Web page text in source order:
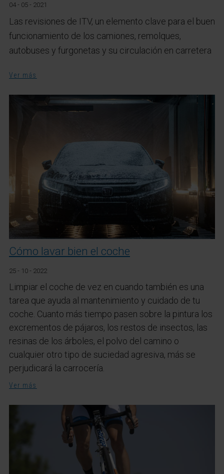
04 - 05 - 2021
Las revisiones de ITV, un elemento clave para el buen
funcionamiento de los camiones, remolques,
autobuses y furgonetas y su circulación en carretera
Ver más
Cómo lavar bien el coche
25 - 10 - 2022
Limpiar el coche de vez en cuando también es una
tarea que ayuda al mantenimiento y cuidado de tu
coche. Cuanto más tiempo pasen sobre la pintura los
excrementos de pájaros, los restos de insectos, las
resinas de los árboles, el polvo del camino o
cualquier otro tipo de suciedad agresiva, más se
perjudicará la carrocería.
Ver más